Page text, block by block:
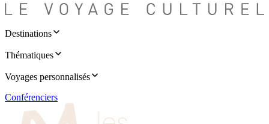
Destinations
Thématiques
Voyages personnalisés
Conférenciers